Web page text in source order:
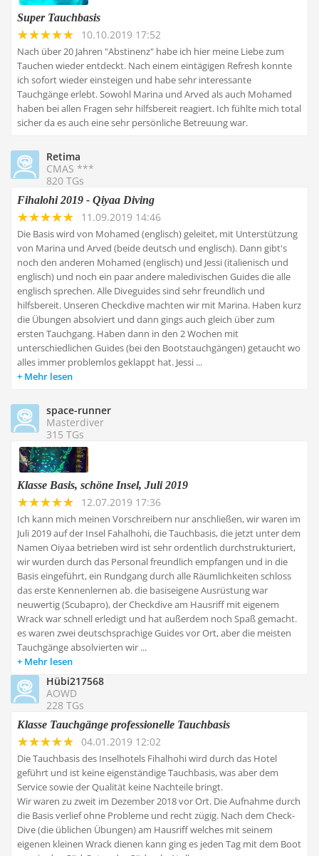
Super Tauchbasis
10.10.2019 17:52
Nach über 20 Jahren "Abstinenz" habe ich hier meine Liebe zum
Tauchen wieder entdeckt. Nach einem eintägigen Refresh konnte
ich sofort wieder einsteigen und habe sehr interessante
Tauchgänge erlebt. Sowohl Marina und Arved als auch Mohamed
haben bei allen Fragen sehr hilfsbereit reagiert. Ich fühlte mich total
sicher da es auch eine sehr persönliche Betreuung war.
Retima
CMAS ***
820 TGs
Fihalohi 2019 - Qiyaa Diving
11.09.2019 14:46
Die Basis wird von Mohamed (englisch) geleitet, mit Unterstützung
von Marina und Arved (beide deutsch und englisch). Dann gibt's
noch den anderen Mohamed (englisch) und Jessi (italienisch und
englisch) und noch ein paar andere maledivischen Guides die alle
englisch sprechen. Alle Diveguides sind sehr freundlich und
hilfsbereit. Unseren Checkdive machten wir mit Marina. Haben kurz
die Übungen absolviert und dann gings auch gleich über zum
ersten Tauchgang. Haben dann in den 2 Wochen mit
unterschiedlichen Guides (bei den Bootstauchgängen) getaucht wo
alles immer problemlos geklappt hat. Jessi ...
Mehr lesen
space-runner
Masterdiver
315 TGs
Klasse Basis, schöne Insel, Juli 2019
12.07.2019 17:36
Ich kann mich meinen Vorschreibern nur anschließen, wir waren im
Juli 2019 auf der Insel Fahalhohi, die Tauchbasis, die jetzt unter dem
Namen Oiyaa betrieben wird ist sehr ordentlich durchstrukturiert,
wir wurden durch das Personal freundlich empfangen und in die
Basis eingeführt, ein Rundgang durch alle Räumlichkeiten schloss
das erste Kennenlernen ab. die basiseigene Ausrüstung war
neuwertig (Scubapro), der Checkdive am Hausriff mit eigenem
Wrack war schnell erledigt und hat außerdem noch Spaß gemacht.
es waren zwei deutschsprachige Guides vor Ort, aber die meisten
Tauchgänge absolvierten wir ...
Mehr lesen
Hübi217568
AOWD
228 TGs
Klasse Tauchgänge professionelle Tauchbasis
04.01.2019 12:02
Die Tauchbasis des Inselhotels Fihalhohi wird durch das Hotel
geführt und ist keine eigenständige Tauchbasis, was aber dem
Service sowie der Qualität keine Nachteile bringt.
Wir waren zu zweit im Dezember 2018 vor Ort. Die Aufnahme durch
die Basis verlief ohne Probleme und recht zügig. Nach dem Check-
Dive (die üblichen Übungen) am Hausriff welches mit seinem
eigenen kleinen Wrack dienen kann ging es jeden Tag mit dem Boot